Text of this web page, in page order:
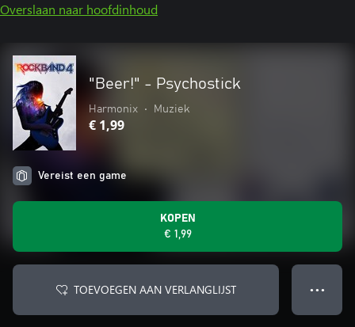
Overslaan naar hoofdinhoud
"Beer!" - Psychostick
Harmonix • Muziek
€ 1,99
Vereist een game
KOPEN
€ 1,99
TOEVOEGEN AAN VERLANGLIJST ● ● ●